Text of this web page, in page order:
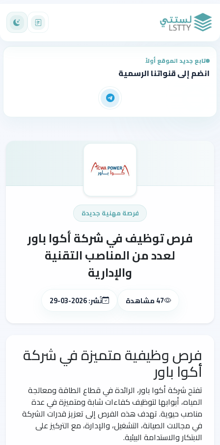
تابع جديد الموقع أولاً
انضم إلى قنواتنا الرسمية
فرصة مهنية جديدة
فرص توظيف في شركة أكوا باور
لعدد من المناصب التقنية
والإدارية
47 مشاهدة نُشر: 2026-03-29
فرص وظيفية متميزة في شركة
أكوا باور
تفتح شركة أكوا باور، الرائدة في قطاع الطاقة ومعالجة
المياه، أبوابها لتوظيف كفاءات شابة ومتميزة في عدة
مناصب حيوية. تهدف هذه الفرص إلى تعزيز قدرات الشركة
في مجالات الصيانة، التشغيل، والإدارة، مع التركيز على
الابتكار والاستدامة البيئية.